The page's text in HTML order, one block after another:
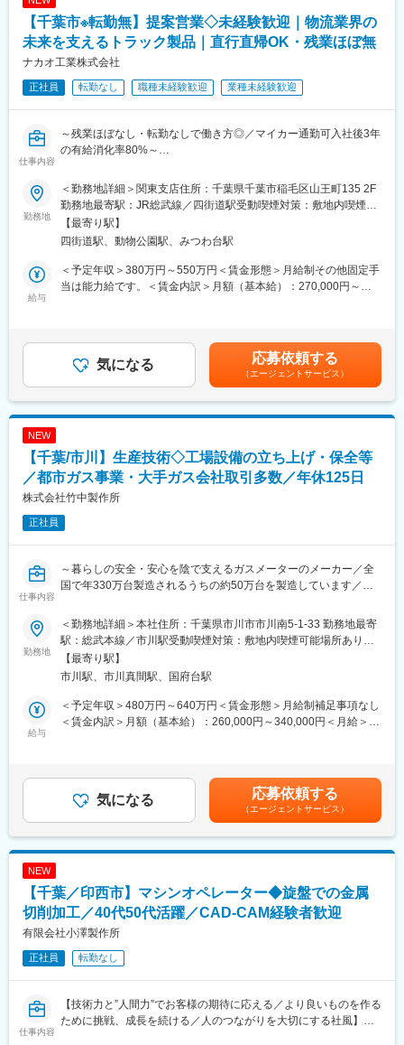
厚生労働省より「えるぼし認定(三つ星)」の認定を受けておりま
す。
■資格取得支援制度：
◎社員の資格取得に力をいれており、ご本人が希望される資格に
■当社について：
として、発電関連設備の工事・運転・保守と一貫したエンジニア
リングサービスを提供しています。
・平均勤続20.0年、研修、資格取得支援制度が充実しており働き
やすい環境です。
・社員全員が末永く働ける環境を整えており、今期に入り残業を2
割ほど減らし、来期はさらに2割の低減を目指しています。有休も
取得しやすく、産休・育休を経た社員もほとんどが復帰していま
変更の範囲：会社の定める業務
【千葉市※転勤無】提案営業◇未経験歓迎｜物流業界の
未来を支えるトラック製品｜直行直帰OK・残業ほぼ無
ナカオ工業株式会社
正社員 転勤なし 職種未経験歓迎 業種未経験歓迎
仕事内容
～残業ほぼなし・転勤なしで働き方◎／マイカー通勤可入社後3年
の有給消化率80%～
■当社の製品
「トラックの床が自動で動く！？」そんな魔法みたいな技術が、
当社の《オートフロア》。荷物の積み下ろしがリモコンひとつで
ラクラク完了！ドライバーさんの負担を減らし、作業時間もグッ
と短縮。導入もカンタンで、現場から大好評！物流の“困った”をス
マートに解決する、頼れる製品です。
ドライバー不足やドライバーの高齢化問題が叫ばれる中でニーズ
が増えています！
自社製品「オートフロア」の提案営業をお任せします。「オート
フロア」とはトラックの荷台部分に取り付けると荷台床が駆動
し、荷役作業の負担を軽減し、合理化・省力化を実現する装置で
ーラー日野自動車・いすゞ自動車・三菱ふそう・UDトラックス、
ボディメーカーなど）の挨拶周りや商品のご案内。
◆新規開拓：各拠点の担当エリア範囲内での新規開拓営業。（主
に運送会社及びトラックを使用の業者）
はおおよそ7:3程度です。
＜担当エリア＞東日本全域ですが、主に訪問するのは首都圏にな
す。
＜ノルマ＞個人目標などはなく、支店単位で目標数値が設けられ
ています。
＜働き方＞直行直帰OKで、残業はほぼないため、定時退社も可能
です。
■配属先の組織構成
まずは、自社製品の構造の説明からスタートします。その後、
OJT研修で先輩につきながら業務を覚えていきます。
■キャリアイメージ
勤務地
＜勤務地詳細＞関東支店住所：千葉県千葉市稲毛区山王町135 2F
勤務地最寄駅：JR総武線／四街道駅受動喫煙対策：敷地内喫煙可
能場所あり
【最寄り駅】
四街道駅、動物公園駅、みつわ台駅
給与
＜予定年収＞380万円～550万円＜賃金形態＞月給制その他固定手
当は能力給です。＜賃金内訳＞月額（基本給）：270,000円～
ービス部実績）・役職手当 10,000円～30,000円（営業部/サービ
ス部実績）■月収例：勤続5年（経験有）基本給：352,000円能力
給：26,700円合 計：378,700円（＋別途手当）賃金はあくまで
も目安の金額であり、選考を通じて上下する可能性があります。
月給(月額)は固定手当を含めた表記です。
気になる 応募依頼する
（エージェントサービス）
NEW
【千葉/市川】生産技術◇工場設備の立ち上げ・保全等
／都市ガス事業・大手ガス会社取引多数／年休125日
株式会社竹中製作所
正社員
仕事内容
～暮らしの安全・安心を陰で支えるガスメーターのメーカー／全
国で年330万台製造されるうちの約50万台を製造しています／年
ガスメーターの製造を担う当社にて技術系エンジニアとして、工
場の「生産技術業務」をお任せします。
■業務詳細：
・新規設備、機器、治工具などの検討から導入立上げ業務（機械/
電気）
・既存設備、機器、治工具などの改造、保全・管理業務 など
・日時業務として設備の保全管理を行っていただきながら、会社
として進めている自動化のための設備更新なども担っていただき
ます。
連携や、設備導入のために外部の業者様とのやり取りも発生いた
します。必要な設備に関してはお見積もりの取得や発注もお任せ
いたします。
・3拠点の設備に携わるため、各拠点への出張を平行しながら業務
遂行していただきます。設備更新などのタイミングによって土日
■組織構成：
勤務地
＜勤務地詳細＞本社住所：千葉県市川市市川南5-1-33 勤務地最寄
駅：総武本線／市川駅受動喫煙対策：敷地内喫煙可能場所あり変
更の範囲：会社の定める事業所
【最寄り駅】
市川駅、市川真間駅、国府台駅
給与
＜予定年収＞480万円～640万円＜賃金形態＞月給制補足事項なし
＜賃金内訳＞月額（基本給）：260,000円～340,000円＜月給＞
た額となります。■昇給：年1回■賞与：年2回賃金はあくまでも目
安の金額であり、選考を通じて上下する可能性があります。月給
(月額)は固定手当を含めた表記です。
気になる 応募依頼する
（エージェントサービス）
NEW
【千葉／印西市】マシンオペレーター◆旋盤での金属
切削加工／40代50代活躍／CAD-CAM経験者歓迎
有限会社小澤製作所
正社員 転勤なし
仕事内容
【技術力と”人間力”でお客様の期待に応える／より良いものを作る
ために挑戦、成長を続ける／人のつながりを大切にする社風】